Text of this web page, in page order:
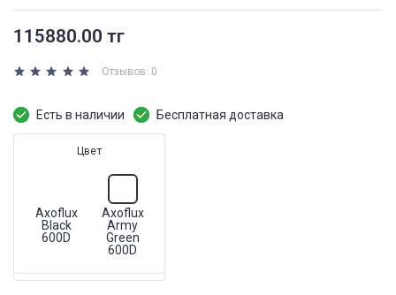
115880.00 тг
Отзывов: 0
Есть в наличии Бесплатная доставка
Цвет
Axoflux
Black
600D
Axoflux
Army
Green
600D